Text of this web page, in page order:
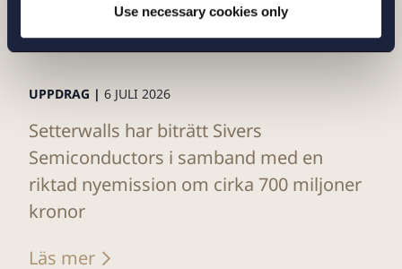
Use necessary cookies only
UPPDRAG | 6 JULI 2026
Setterwalls har biträtt Sivers
Semiconductors i samband med en
riktad nyemission om cirka 700 miljoner
kronor
Läs mer